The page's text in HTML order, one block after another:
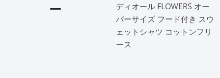
ー
ディオール FLOWERS オー
バーサイズ フード付き スウ
ェットシャツ コットンフリ
ース